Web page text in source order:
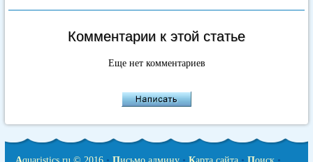
Комментарии к этой статье
Еще нет комментариев